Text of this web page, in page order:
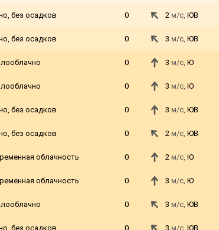
без осадков 0 2 м/с, ЮВ
без осадков 0 3 м/с, ЮВ
0 3 м/с, Ю
0 3 м/с, Ю
без осадков 0 3 м/с, ЮВ
без осадков 0 2 м/с, ЮВ
облачность 0 2 м/с, Ю
облачность 0 3 м/с, Ю
0 3 м/с, ЮВ
без осадков 0 3 м/с, ЮВ